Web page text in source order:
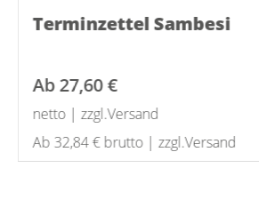
Terminzettel Sambesi
Ab27,60 €
netto | zzgl.Versand
Ab 32,84 € brutto | zzgl.Versand